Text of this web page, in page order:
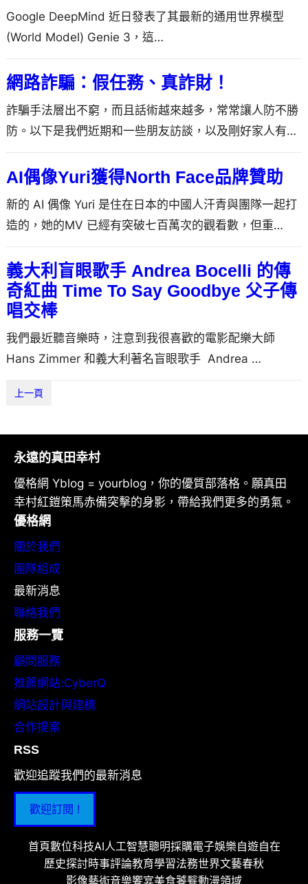
Google DeepMind 近日發表了其最新的通用世界模型
(World Model) Genie 3，這…
網路詐騙：假任務、真詐財！
詐騙手法層出不窮，而且話術越來越多，常常讓人防不勝
防。以下是我們近期和一些朋友訪談，以及剛好家人有人
AI偶像Yuri獲得North Face品牌贊助
新的 AI 偶像 Yuri 是住在日本的中國人汗青與團隊一起打
造的，她的MV 已經有突破七百萬次的觀看數，但重…
義大利盲眼歌手 Andrea Bocelli 的傳
奇紅曲 Time To Say Goodbye 父子傳
唱交棒
我們最近聽音樂時，注意到我很喜歡的電影配樂大師
Hans Zimmer 和義大利著名盲眼歌手 Andrea …
上一頁
永遠的真田幸村
優格網 Yblog = yourblog，你的優質部落格。願真田
幸村紅鎧策馬赤備突擊的身影，帶給我們更多的勇氣。
優格網
關於我們
團隊組成
最新消息
聯絡我們
服務一覽
顧問服務
推薦網站:CyberQ
網站設計與建構
合作提案
RSS
歡迎追蹤我們的最新消息
歡迎訂閱 !
首頁數位科技AI人工智慧聰明採購電子娛樂自遊自在
歷史探討時事評論教育學習法務世界文藝春秋
影像藝術音樂饗宴美食饕餮動漫領域